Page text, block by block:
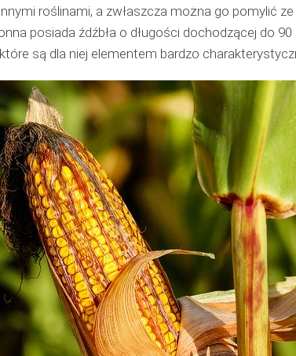
roślinami, a zwłaszcza można go pomylić ze
posiada źdźbła o długości dochodzącej do
są dla niej elementem bardzo